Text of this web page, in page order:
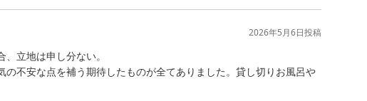
2026年5月6日投稿
立地は申し分ない。
不安な点を補う期待したものが全てありました。貸し切りお風呂や